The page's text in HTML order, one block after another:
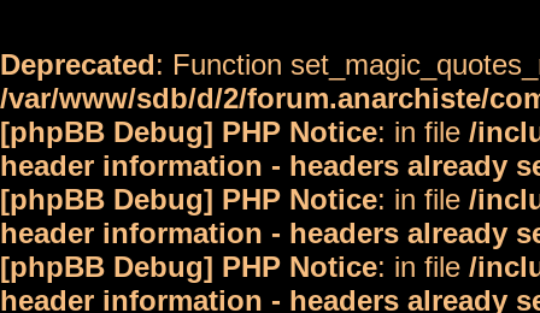
Deprecated: Function
/var/www/sdb/d/2/forum.anarchiste/
[phpBB Debug] PHP Notice: in file /
header information - headers already
[phpBB Debug] PHP Notice: in file /
header information - headers already
[phpBB Debug] PHP Notice: in file /
header information - headers already